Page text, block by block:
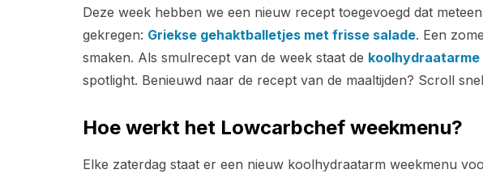
Deze week hebben we een nieuw recept toegevoegd dat
gekregen: Griekse gehaktballetjes met frisse salade. Een
smaken. Als smulrecept van de week staat de
spotlight. Benieuwd naar de recept van de maaltijden? Scroll
Hoe werkt het Lowcarbchef weekmenu?
Elke zaterdag staat er een nieuw koolhydraatarm weekmenu